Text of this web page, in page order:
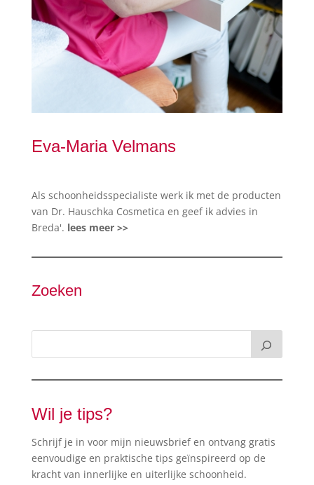
Eva-Maria Velmans
Als schoonheidsspecialiste werk ik met de producten
van Dr. Hauschka Cosmetica en geef ik advies in
Breda'. lees meer >>
Zoeken
Wil je tips?
Schrijf je in voor mijn nieuwsbrief en ontvang gratis
eenvoudige en praktische tips geïnspireerd op de
kracht van innerlijke en uiterlijke schoonheid.